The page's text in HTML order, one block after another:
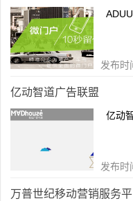
发布
亿动智道广告联盟
亿动
发布
万普世纪移动营销服务